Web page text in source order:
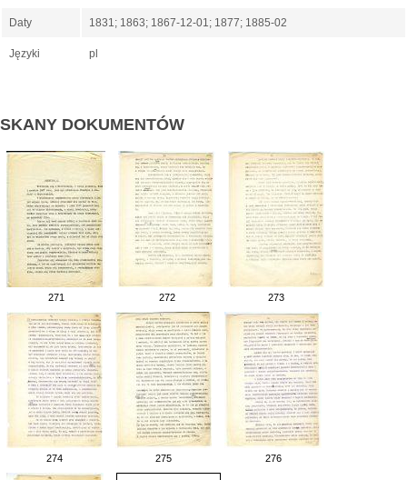
Daty 1831; 1863; 1867-12-01; 1877; 1885-02
Języki pl
SKANY DOKUMENTÓW
271 272 273
274 275 276